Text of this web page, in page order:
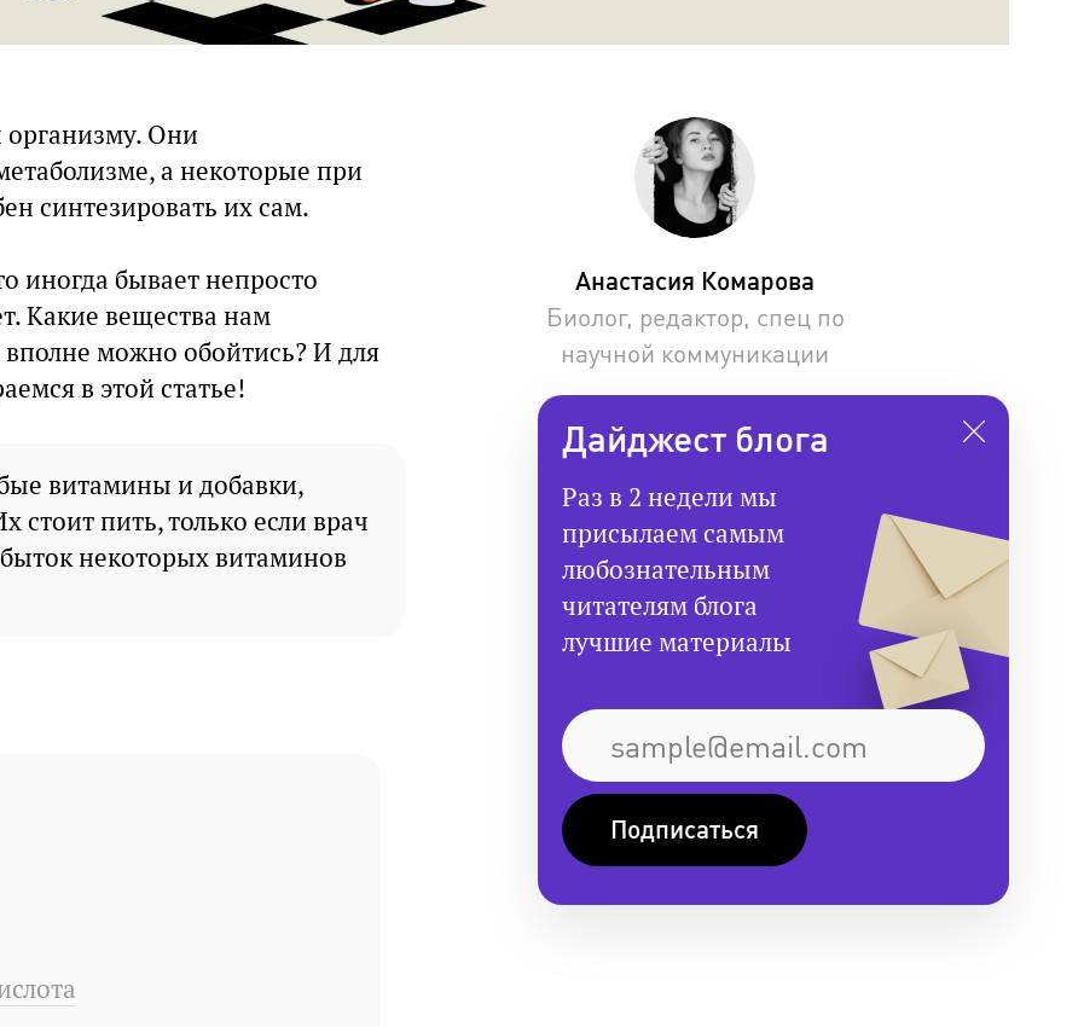
Они
а некоторые при
синтезировать их сам.
иногда бывает непросто
Какие вещества нам
можно обойтись? И для
в этой статье!
витамины и добавки,
стоит пить, только если врач
некоторых витаминов
Анастасия Комарова
Биолог, редактор, спец по
научной коммуникации
Дайджест блога
Раз в 2 недели мы
присылаем самым
любознательным
читателям блога
лучшие материалы
Подписаться